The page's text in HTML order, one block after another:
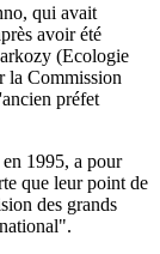
qui avait
avoir été
(Ecologie
la Commission
préfet
1995, a pour
que leur point de
des grands